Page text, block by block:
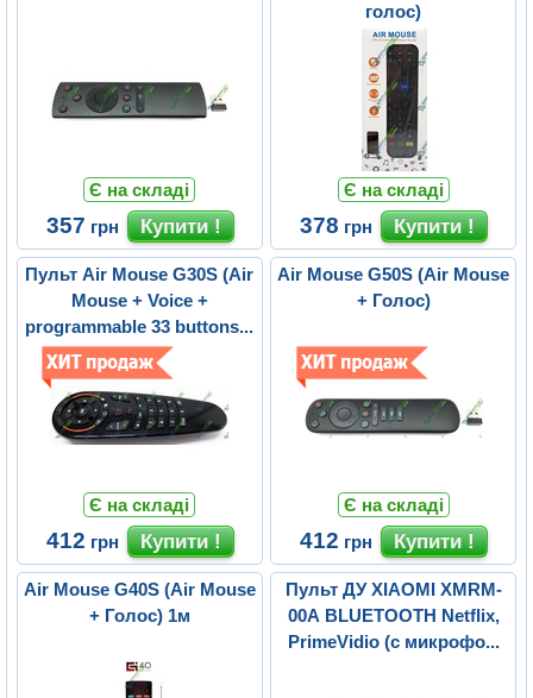
Є на складі
357 грн
голос)
Є на складі
378 грн
Пульт Air Mouse G30S (Air
Mouse + Voice +
programmable 33 buttons...
Є на складі
412 грн
Air Mouse G50S (Air Mouse
+ Голос)
Є на складі
412 грн
Air Mouse G40S (Air Mouse
+ Голос) 1м
Пульт ДУ XIAOMI XMRM-
00A BLUETOOTH Netflix,
PrimeVidio (с микрофо...